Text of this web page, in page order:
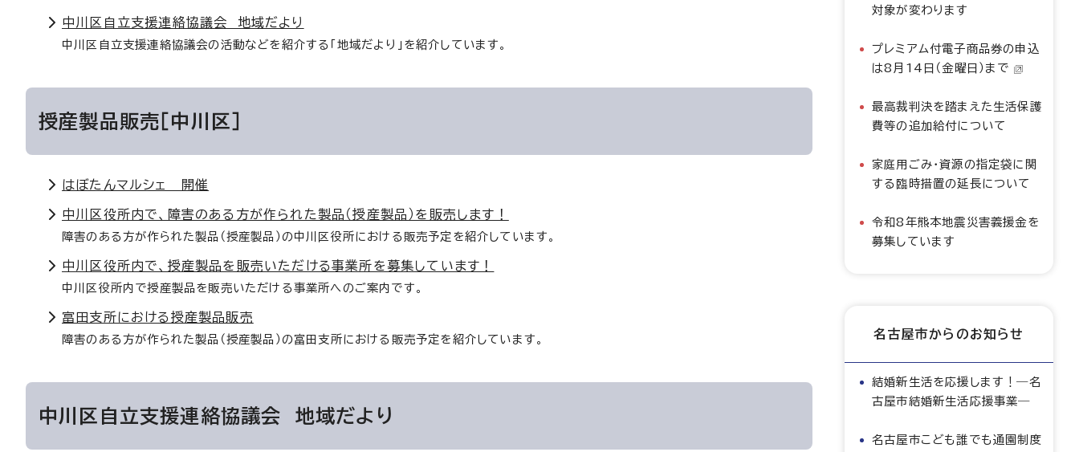
中川区自立支援連絡協議会 地域だより
中川区自立支援連絡協議会の活動などを紹介する「地域だより」を紹介しています。
授産製品販売［中川区］
はぼたんマルシェ 開催
中川区役所内で、障害のある方が作られた製品（授産製品）を販売します！
障害のある方が作られた製品（授産製品）の中川区役所における販売予定を紹介しています。
中川区役所内で、授産製品を販売いただける事業所を募集しています！
中川区役所内で授産製品を販売いただける事業所へのご案内です。
富田支所における授産製品販売
障害のある方が作られた製品（授産製品）の富田支所における販売予定を紹介しています。
中川区自立支援連絡協議会 地域だより
対象が変わります
プレミアム付電子商品券の申込
は8月14日（金曜日）まで
最高裁判決を踏まえた生活保護
費等の追加給付について
家庭用ごみ・資源の指定袋に関
する臨時措置の延長について
令和8年熊本地震災害義援金を
募集しています
名古屋市からのお知らせ
結婚新生活を応援します！―名
古屋市結婚新生活応援事業―
名古屋市こども誰でも通園制度